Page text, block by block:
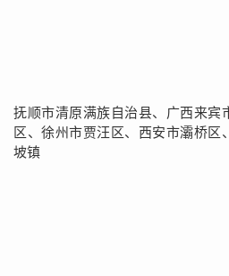
抚顺市清原满族自治县、广西来宾
区、徐州市贾汪区、西安市灞桥区
坡镇